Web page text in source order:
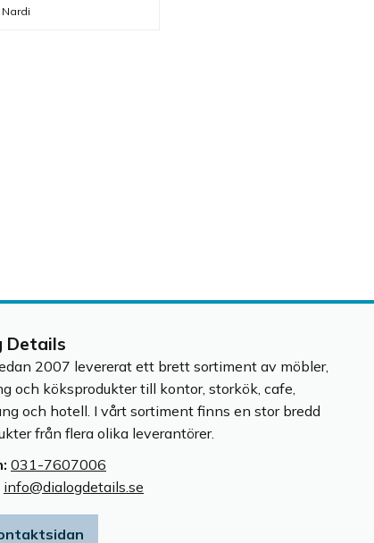
och passar vid flera
Nardi
Details
2007 levererat ett brett sortiment av möbler,
och köksprodukter till kontor, storkök, cafe,
och hotell. I vårt sortiment finns en stor bredd
från flera olika leverantörer.
031-7607006
info@dialogdetails.se